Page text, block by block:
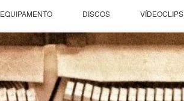
EQUIPAMENTO DISCOS VÍDEOCLIPS